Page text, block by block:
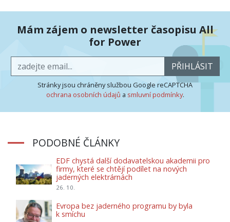
Mám zájem o newsletter časopisu All
for Power
PŘIHLÁSIT
Stránky jsou chráněny službou Google reCAPTCHA
ochrana osobních údajů a smluvní podmínky.
PODOBNÉ ČLÁNKY
EDF chystá další dodavatelskou akademii pro
firmy, které se chtějí podílet na nových
jaderných elektrárnách
26. 10.
Evropa bez jaderného programu by byla
k smíchu